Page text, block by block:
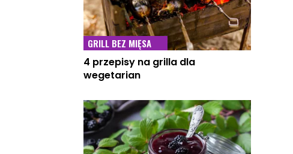
GRILL BEZ MIĘSA
4 przepisy na grilla dla
wegetarian